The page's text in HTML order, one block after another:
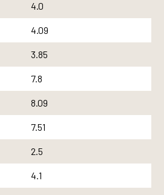
4.0
4.09
3.85
7.8
8.09
7.51
2.5
4.1